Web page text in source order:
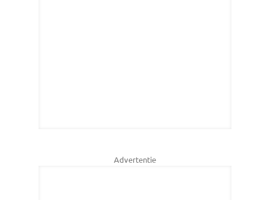
Advertentie